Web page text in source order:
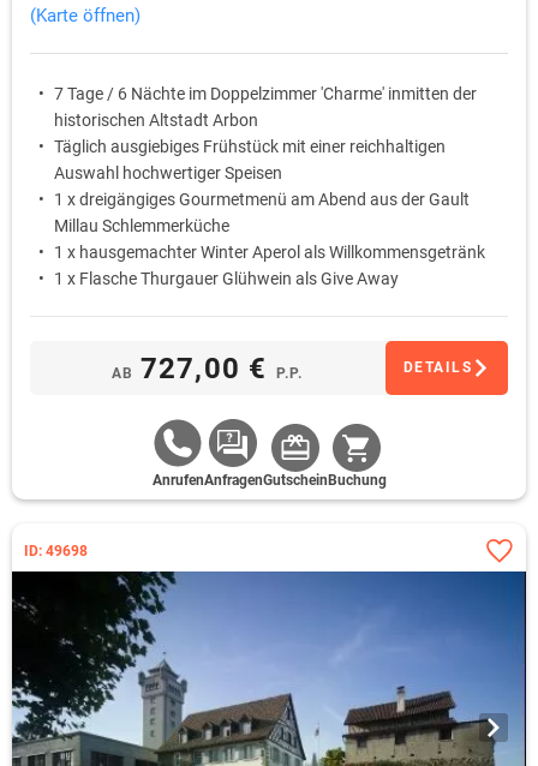
(Karte öffnen)
7 Tage / 6 Nächte im Doppelzimmer 'Charme' inmitten der
historischen Altstadt Arbon
Täglich ausgiebiges Frühstück mit einer reichhaltigen
Auswahl hochwertiger Speisen
1 x dreigängiges Gourmetmenü am Abend aus der Gault
Millau Schlemmerküche
1 x hausgemachter Winter Aperol als Willkommensgetränk
1 x Flasche Thurgauer Glühwein als Give Away
AB 727,00 € P.P. DETAILS
AnrufenAnfragenGutschein Buchung
ID: 49698